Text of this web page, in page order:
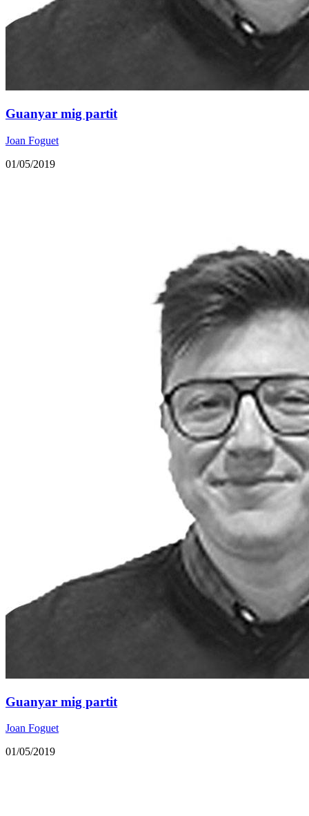
Guanyar mig partit
Joan Foguet
01/05/2019
Guanyar mig partit
Joan Foguet
01/05/2019